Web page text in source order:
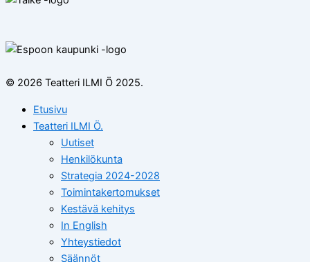
© 2026 Teatteri ILMI Ö 2025.
Etusivu
Teatteri ILMI Ö.
Uutiset
Henkilökunta
Strategia 2024-2028
Toimintakertomukset
Kestävä kehitys
In English
Yhteystiedot
Säännöt